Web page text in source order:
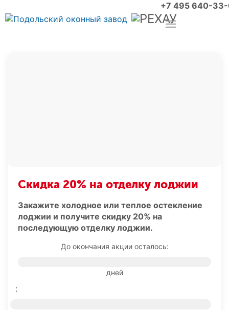
+7 495 640-
Скидка 20% на отделку лоджии
Закажите холодное или теплое остекление
лоджии и получите скидку 20% на
последующую отделку лоджии.
До окончания акции осталось:
дней
: